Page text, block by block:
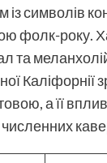
символів
фолк-року.
та
Каліфорнії
а її
численних